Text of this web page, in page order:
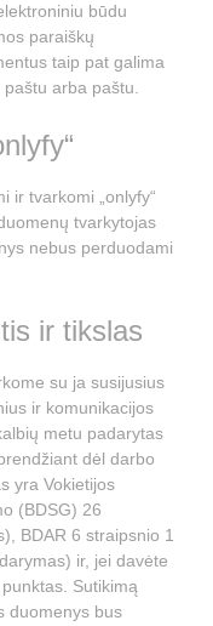
būdu
paraiškų
taip pat galima
arba paštu.
ir tvarkomi „onlyfy“
tvarkytojas
nebus perduodami
ir tikslas
su ja susijusius
ir komunikacijos
metu padarytas
dėl darbo
yra Vokietijos
(BDSG) 26
BDAR 6 straipsnio 1
ir, jei davėte
Sutikimą
duomenys bus